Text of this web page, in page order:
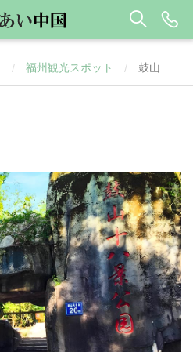
/ 福州観光スポット / 鼓山